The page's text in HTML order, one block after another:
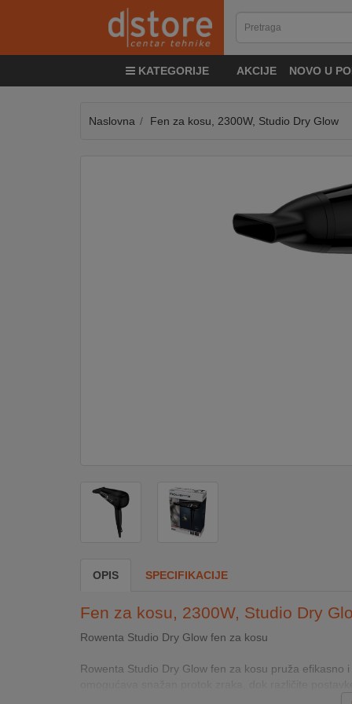
KATEGORIJE AKCIJE NOVO U
&
Naslovna Fen za kosu, 2300W, Studio Dry Glow
OPIS SPECIFIKACIJE
Fen za kosu, 2300W, Studio Dry
Rowenta Studio Dry Glow fen za kosu
Rowenta Studio Dry Glow fen za kosu pruža